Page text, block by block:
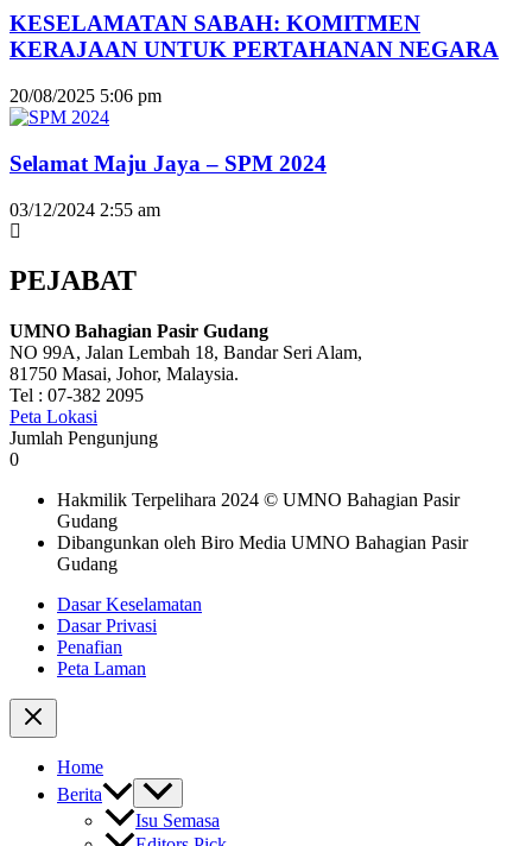
KESELAMATAN SABAH: KOMITMEN
KERAJAAN UNTUK PERTAHANAN NEGARA
20/08/2025 5:06 pm
Selamat Maju Jaya – SPM 2024
03/12/2024 2:55 am
PEJABAT
UMNO Bahagian Pasir Gudang
NO 99A, Jalan Lembah 18, Bandar Seri Alam,
81750 Masai, Johor, Malaysia.
Tel : 07-382 2095
Peta Lokasi
Jumlah Pengunjung
0
Hakmilik Terpelihara 2024 © UMNO Bahagian Pasir
Gudang
Dibangunkan oleh Biro Media UMNO Bahagian Pasir
Gudang
Dasar Keselamatan
Dasar Privasi
Penafian
Peta Laman
Home
Berita
Isu Semasa